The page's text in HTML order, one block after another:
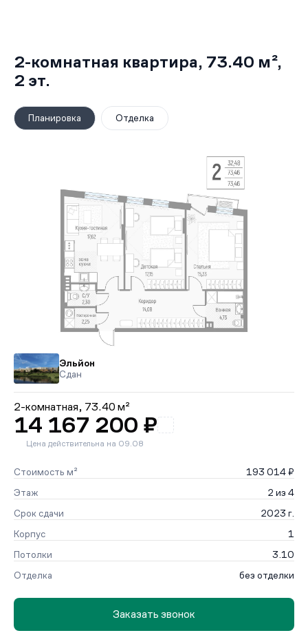
2-комнатная квартира, 73.40 м²,
2 эт.
Планировка Отделка
Эльйон
Сдан
2-комнатная, 73.40 м²
14 167 200 ₽
Цена действительна на 09.08
Стоимость м²
193 014 ₽
Этаж
2 из 4
Срок сдачи
2023 г.
Корпус
1
Потолки
3.10
Отделка
без отделки
Заказать звонок